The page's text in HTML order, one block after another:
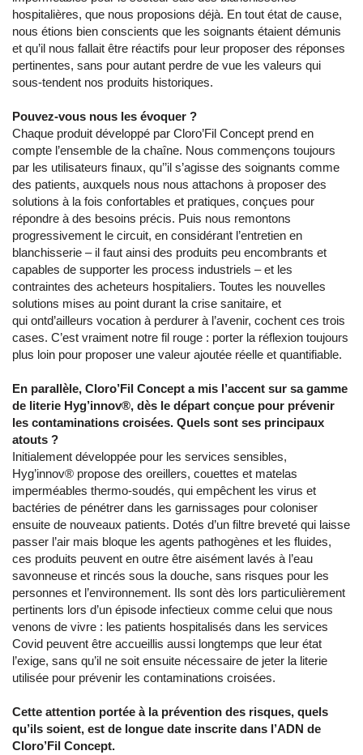
hospitalières, que nous proposions déjà. En tout état de cause,
nous étions bien conscients que les soignants étaient démunis
et qu’il nous fallait être réactifs pour leur proposer des réponses
pertinentes, sans pour autant perdre de vue les valeurs qui
sous-tendent nos produits historiques.
Pouvez-vous nous les évoquer ?
Chaque produit développé par Cloro’Fil Concept prend en
compte l’ensemble de la chaîne. Nous commençons toujours
par les utilisateurs finaux, qu’’il s’agisse des soignants comme
des patients, auxquels nous nous attachons à proposer des
solutions à la fois confortables et pratiques, conçues pour
répondre à des besoins précis. Puis nous remontons
progressivement le circuit, en considérant l’entretien en
blanchisserie – il faut ainsi des produits peu encombrants et
capables de supporter les process industriels – et les
contraintes des acheteurs hospitaliers. Toutes les nouvelles
solutions mises au point durant la crise sanitaire, et
qui ontd’ailleurs vocation à perdurer à l’avenir, cochent ces trois
cases. C’est vraiment notre fil rouge : porter la réflexion toujours
plus loin pour proposer une valeur ajoutée réelle et quantifiable.
En parallèle, Cloro’Fil Concept a mis l’accent sur sa gamme
de literie Hyg’innov®, dès le départ conçue pour prévenir
les contaminations croisées. Quels sont ses principaux
atouts ?
Initialement développée pour les services sensibles,
Hyg’innov® propose des oreillers, couettes et matelas
imperméables thermo-soudés, qui empêchent les virus et
bactéries de pénétrer dans les garnissages pour coloniser
ensuite de nouveaux patients. Dotés d’un filtre breveté qui laisse
passer l’air mais bloque les agents pathogènes et les fluides,
ces produits peuvent en outre être aisément lavés à l’eau
savonneuse et rincés sous la douche, sans risques pour les
personnes et l’environnement. Ils sont dès lors particulièrement
pertinents lors d’un épisode infectieux comme celui que nous
venons de vivre : les patients hospitalisés dans les services
Covid peuvent être accueillis aussi longtemps que leur état
l’exige, sans qu’il ne soit ensuite nécessaire de jeter la literie
utilisée pour prévenir les contaminations croisées.
Cette attention portée à la prévention des risques, quels
qu’ils soient, est de longue date inscrite dans l’ADN de
Cloro’Fil Concept.